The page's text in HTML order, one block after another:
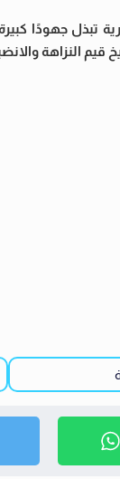
تبذل جهودًا
النزاهة